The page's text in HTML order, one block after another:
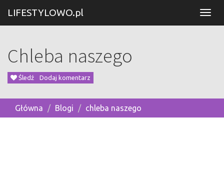
LIFESTYLOWO.pl
Chleba naszego
Śledź Dodaj komentarz
Główna Blogi chleba naszego